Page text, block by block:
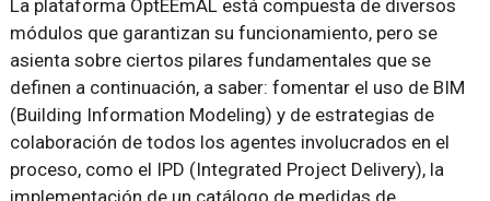
La plataforma OptEEmAL está compuesta de diversos
módulos que garantizan su funcionamiento, pero se
asienta sobre ciertos pilares fundamentales que se
definen a continuación, a saber: fomentar el uso de BIM
(Building Information Modeling) y de estrategias de
colaboración de todos los agentes involucrados en el
proceso, como el IPD (Integrated Project Delivery), la
implementación de un catálogo de medidas de